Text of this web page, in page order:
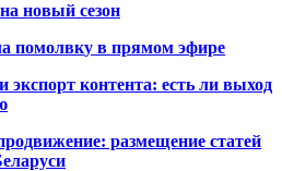
новый сезон
помолвку в прямом эфире
экспорт контента: есть ли выход
размещение статей